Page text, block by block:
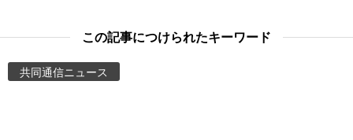
People
この記事につけられたキーワード
共同通信ニュース